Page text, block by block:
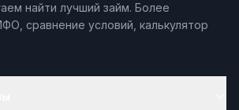
найти лучший займ. Более
сравнение условий, калькулятор